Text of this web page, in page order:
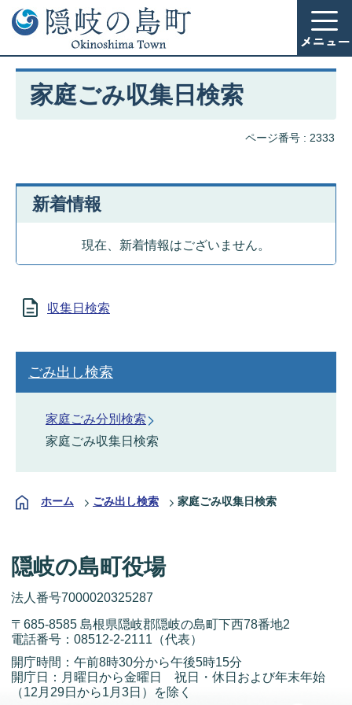
家庭ごみ収集日検索
ページ番号 : 2333
新着情報
現在、新着情報はございません。
収集日検索
ごみ出し検索
家庭ごみ分別検索
家庭ごみ収集日検索
ホーム ごみ出し検索 家庭ごみ収集日検索
隠岐の島町役場
法人番号7000020325287
〒685-8585 島根県隠岐郡隠岐の島町下西78番地2
電話番号：08512-2-2111 （代表）
開庁時間：午前8時30分から午後5時15分
開庁日：月曜日から金曜日 祝日・休日および年末年始
（12月29日から1月3日）を除く